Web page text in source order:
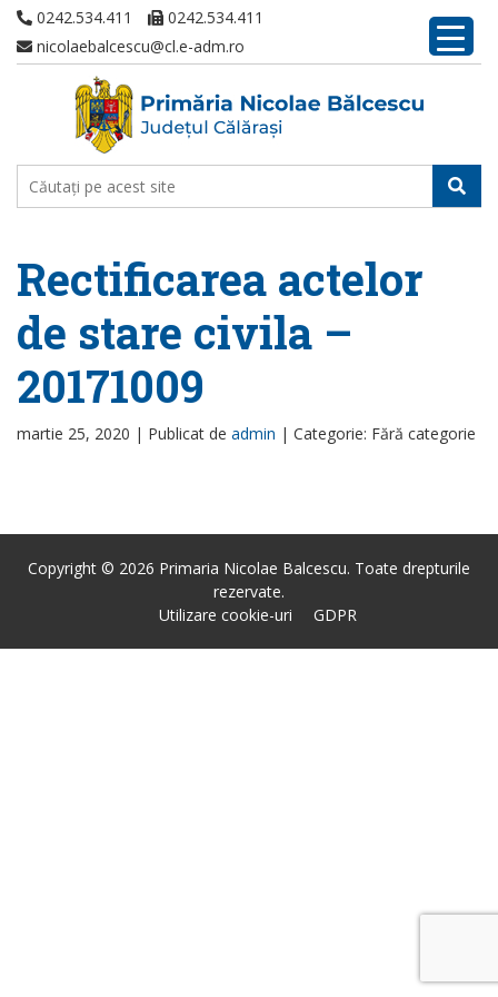
0242.534.411
0242.534.411
nicolaebalcescu@cl.e-adm.ro
Rectificarea actelor
de stare civila –
20171009
martie 25, 2020 | Publicat de admin | Categorie: Fără categorie
Copyright © 2026 Primaria Nicolae Balcescu. Toate drepturile
rezervate.
Utilizare cookie-uri
GDPR